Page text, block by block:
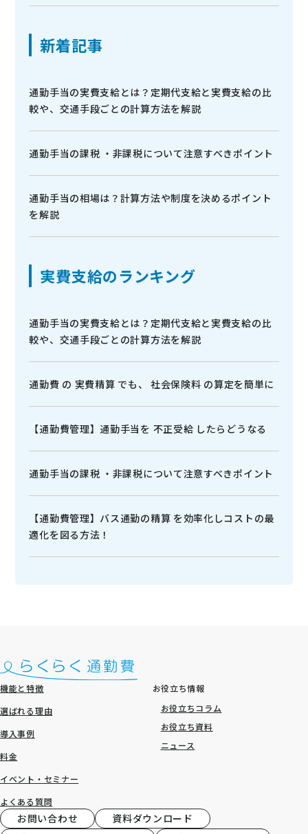
新着記事
通勤手当の実費支給とは？定期代支給と実費支給の比
較や、交通手段ごとの計算方法を解説
通勤手当の課税 ・非課税について注意すべきポイント
通勤手当の相場は？計算方法や制度を決めるポイント
を解説
実費支給のランキング
通勤手当の実費支給とは？定期代支給と実費支給の比
較や、交通手段ごとの計算方法を解説
通勤費 の 実費精算 でも、 社会保険料 の算定を簡単に
【通勤費管理】通勤手当を 不正受給 したらどうなる
通勤手当の課税 ・非課税について注意すべきポイント
【通勤費管理】バス通勤の精算 を効率化しコストの最
適化を図る方法！
機能と特徴
選ばれる理由
導入事例
料金
イベント・セミナー
よくある質問
お役立ち情報
お役立ちコラム
お役立ち資料
ニュース
お問い合わせ
資料ダウンロード